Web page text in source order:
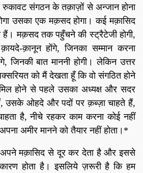
रुकावट संगठन के तक़ाज़ों से अन्जान होना
उसका एक मक़सद होगा। कई मक़ासिद
मक़सद तक पहुँचने की स्ट्रैटेजी होगी,
क़ानून होंगे, जिनका सम्मान करना
जिनकी बात माननी होगी। लेकिन उत्तर
को मैं देखता हूँ कि वो संगठित होने
होने से पहले उसका अध्यक्ष और सदर
उसके ओहदे और पदों पर क़ब्ज़ा चाहते हैं,
है, नीचे रहकर काम करना कोई नहीं
अमीर मानने को तैयार नहीं होता।*
मक़ासिद से दूर कर देता है और इससे
होता है। इसलिये ज़रूरी है कि हम